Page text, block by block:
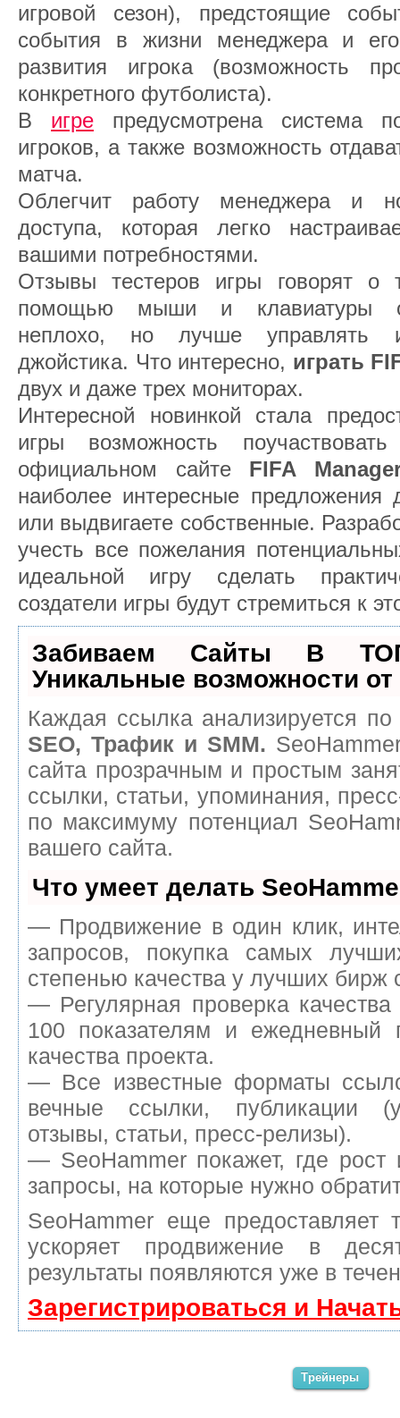
игровой сезон), предстоящие
события в жизни менеджера и
развития игрока (возможность
конкретного футболиста).
В игре предусмотрена система
игроков, а также возможность
матча.
Облегчит работу менеджера и
доступа, которая легко
вашими потребностями.
Отзывы тестеров игры говорят о
помощью мыши и клавиатуры
неплохо, но лучше управлять
джойстика. Что интересно, играть
двух и даже трех мониторах.
Интересной новинкой стала
игры возможность
официальном сайте FIFA
наиболее интересные предложения
или выдвигаете собственные.
учесть все пожелания
идеальной игру сделать
создатели игры будут стремиться к
Забиваем Сайты В
Уникальные возможности от
Каждая ссылка анализируется
SEO, Трафик и SMM.
сайта прозрачным и простым
ссылки, статьи, упоминания,
по максимуму потенциал
вашего сайта.
Что умеет делать
— Продвижение в один клик,
запросов, покупка самых
степенью качества у лучших бирж
— Регулярная проверка
100 показателям и ежедневный
качества проекта.
— Все известные форматы
вечные ссылки, публикации
отзывы, статьи, пресс-релизы).
— SeoHammer покажет, где
запросы, на которые нужно
SeoHammer еще предоставляет
ускоряет продвижение в
результаты появляются уже в
Зарегистрироваться и
Трейнеры